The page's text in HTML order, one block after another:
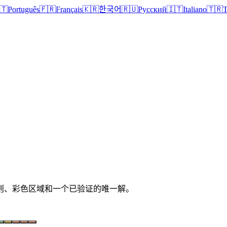
Português🇫🇷Français🇰🇷한국어🇷🇺Русский🇮🇹Italiano🇹🇷
彩色区域和一个已验证的唯一解。